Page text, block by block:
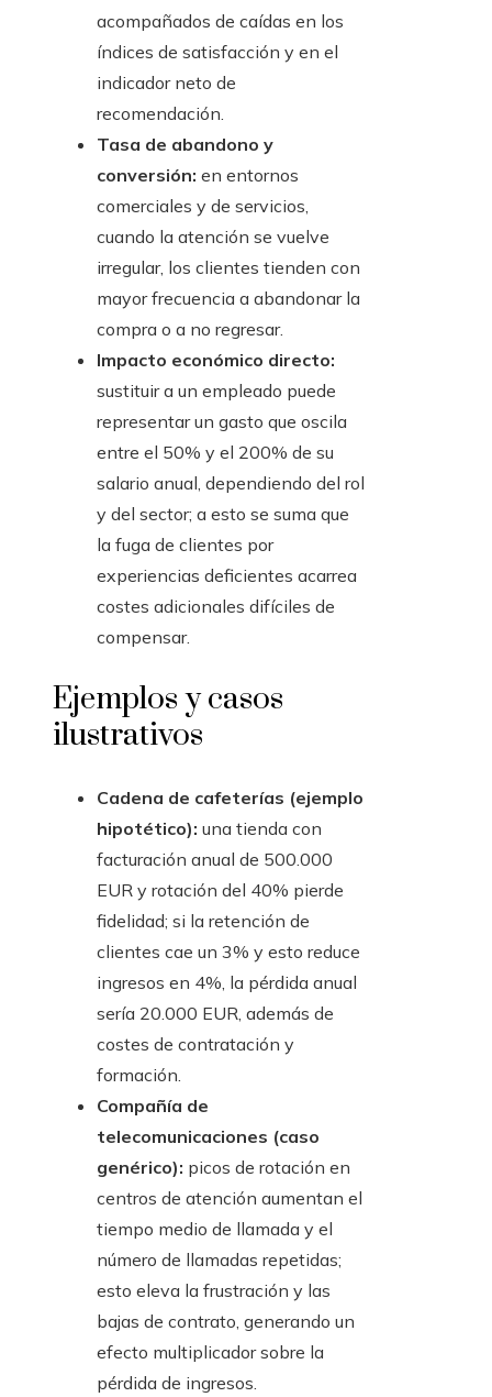
acompañados de caídas en los
índices de satisfacción y en el
indicador neto de
recomendación.
Tasa de abandono y
conversión: en entornos
comerciales y de servicios,
cuando la atención se vuelve
irregular, los clientes tienden con
mayor frecuencia a abandonar la
compra o a no regresar.
Impacto económico directo:
sustituir a un empleado puede
representar un gasto que oscila
entre el 50% y el 200% de su
salario anual, dependiendo del rol
y del sector; a esto se suma que
la fuga de clientes por
experiencias deficientes acarrea
costes adicionales difíciles de
compensar.
Ejemplos y casos
ilustrativos
Cadena de cafeterías (ejemplo
hipotético): una tienda con
facturación anual de 500.000
EUR y rotación del 40% pierde
fidelidad; si la retención de
clientes cae un 3% y esto reduce
ingresos en 4%, la pérdida anual
sería 20.000 EUR, además de
costes de contratación y
formación.
Compañía de
telecomunicaciones (caso
genérico): picos de rotación en
centros de atención aumentan el
tiempo medio de llamada y el
número de llamadas repetidas;
esto eleva la frustración y las
bajas de contrato, generando un
efecto multiplicador sobre la
pérdida de ingresos.